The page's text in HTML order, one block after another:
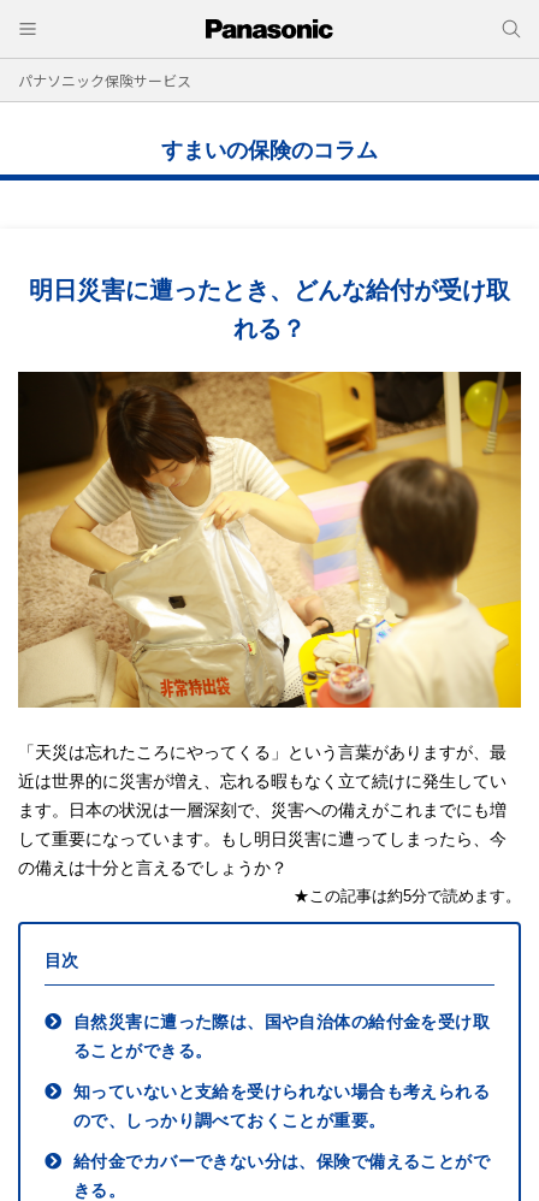
パナソニック保険サービス
すまいの保険のコラム
明日災害に遭ったとき、どんな給付が受け取
れる？
「天災は忘れたころにやってくる」という言葉がありますが、最
近は世界的に災害が増え、忘れる暇もなく立て続けに発生してい
ます。日本の状況は一層深刻で、災害への備えがこれまでにも増
して重要になっています。もし明日災害に遭ってしまったら、今
の備えは十分と言えるでしょうか？
★この記事は約5分で読めます。
目次
自然災害に遭った際は、国や自治体の給付金を受け取
ることができる。
知っていないと支給を受けられない場合も考えられる
ので、しっかり調べておくことが重要。
給付金でカバーできない分は、保険で備えることがで
きる。